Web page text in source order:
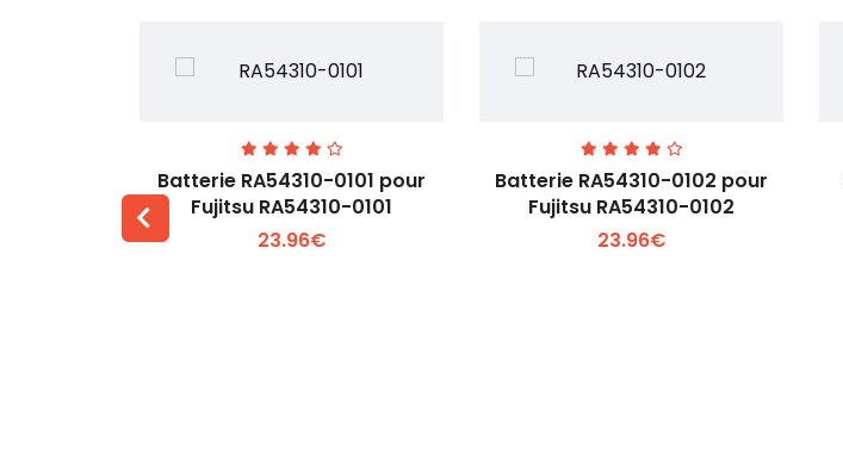
Voir plus +
Batterie RA54310-0101 pour
Fujitsu RA54310-0101
23.96€
Voir plus +
Batterie RA54310-0102 pour
Fujitsu RA54310-0102
23.96€